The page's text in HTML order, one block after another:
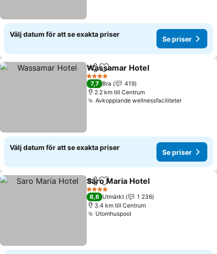
Välj datum för att se exakta priser
Se priser
Dela Lägg till i Mina Favoriter
Wassamar Hotel
4 Stjärnor
7,7 Bra
419
2.2 km till Centrum
Avkopplande wellnessfaciliteter
Välj datum för att se exakta priser
Se priser
Dela Lägg till i Mina Favoriter
Saro Maria Hotel
4 Stjärnor
8,6 Utmärkt
1 236
3.4 km till Centrum
Utomhuspool